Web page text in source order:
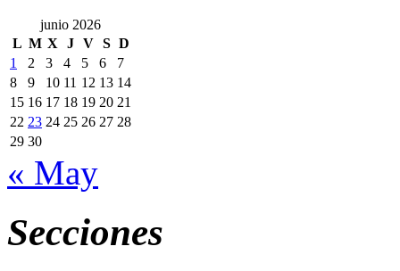
junio 2026
L M X J V S D
1
2 3 4 5 6
7
8
9 10 11 12 13 14
15 16 17 18 19 20 21
22 23 24 25 26 27 28
29 30
« May
Secciones